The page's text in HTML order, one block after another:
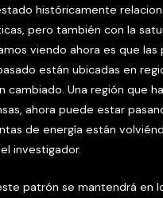
históricamente
pero también con la
viendo ahora es que las
están ubicadas en
cambiado. Una región que
ahora puede estar
de energía están
investigador.
patrón se mantendrá en